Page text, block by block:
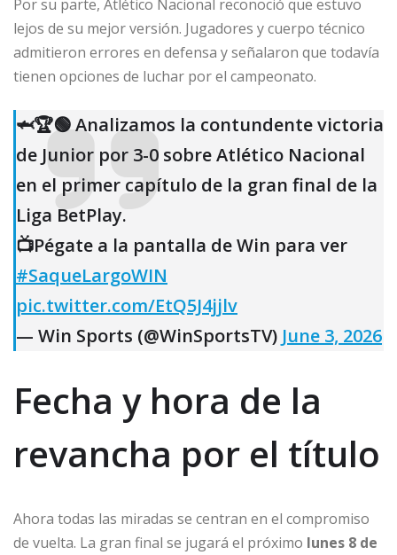
Por su parte, Atlético Nacional reconoció que estuvo
lejos de su mejor versión. Jugadores y cuerpo técnico
admitieron errores en defensa y señalaron que todavía
tienen opciones de luchar por el campeonato.
🦈🏆🟢 Analizamos la contundente victoria
de Junior por 3-0 sobre Atlético Nacional
en el primer capítulo de la gran final de la
Liga BetPlay.
📺Pégate a la pantalla de Win para ver
#SaqueLargoWIN
pic.twitter.com/EtQ5J4jjlv
— Win Sports (@WinSportsTV) June 3, 2026
Fecha y hora de la
revancha por el título
Ahora todas las miradas se centran en el compromiso
de vuelta. La gran final se jugará el próximo lunes 8 de